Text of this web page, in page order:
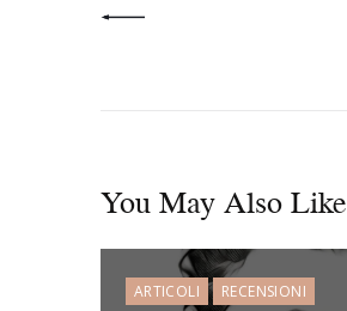
You May Also Like
ARTICOLI RECENSIONI